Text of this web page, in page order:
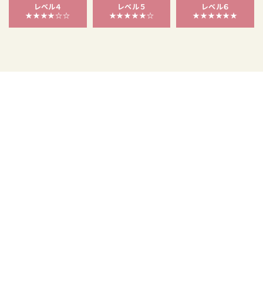
レベル４
★★★★☆☆
レベル５
★★★★★☆
レベル６
★★★★★★